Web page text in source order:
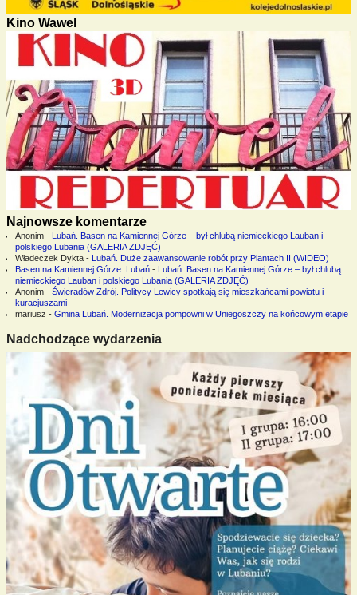
Kino Wawel
Najnowsze komentarze
Anonim-
Lubań. Basen na Kamiennej Górze – był chlubą niemieckiego Lauban i
polskiego Lubania (GALERIA ZDJĘĆ)
Władeczek Dykta-
Lubań. Duże zaawansowanie robót przy Plantach II (WIDEO)
Basen na Kamiennej Górze. Lubań-
Lubań. Basen na Kamiennej Górze – był chlubą
niemieckiego Lauban i polskiego Lubania (GALERIA ZDJĘĆ)
Anonim- Świeradów Zdrój. Politycy Lewicy spotkają się mieszkańcami powiatu i
kuracjuszami
mariusz - Gmina Lubań. Modernizacja pompowni w Uniegoszczy na końcowym etapie
Nadchodzące wydarzenia